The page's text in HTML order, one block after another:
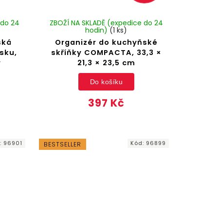
24
Organizér do kuchyňské
skříňky COMPACTA, 33,3 ×
21,3 × 23,5 cm
ZBOŽÍ NA SKLADĚ (expedice do 24
hodin) (1 ks)
397 Kč
Do košíku
96901 BESTSELLER Kód: 96899